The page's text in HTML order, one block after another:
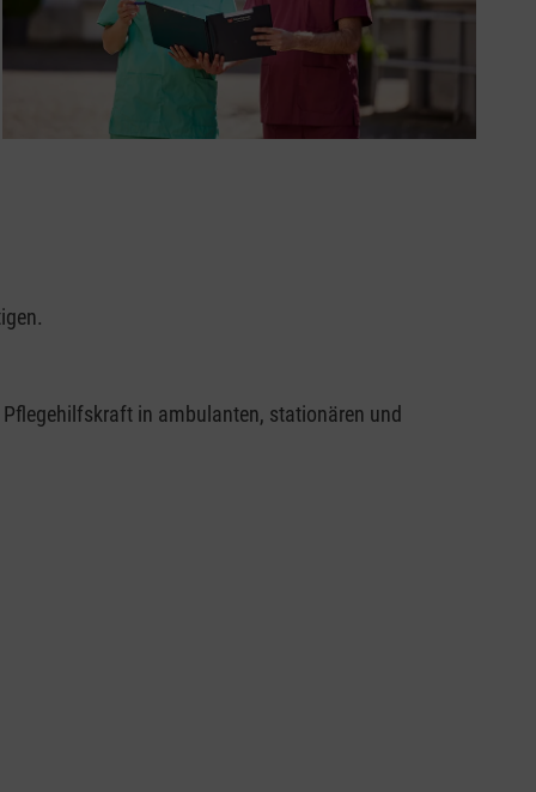
in ambulanten, stationären und